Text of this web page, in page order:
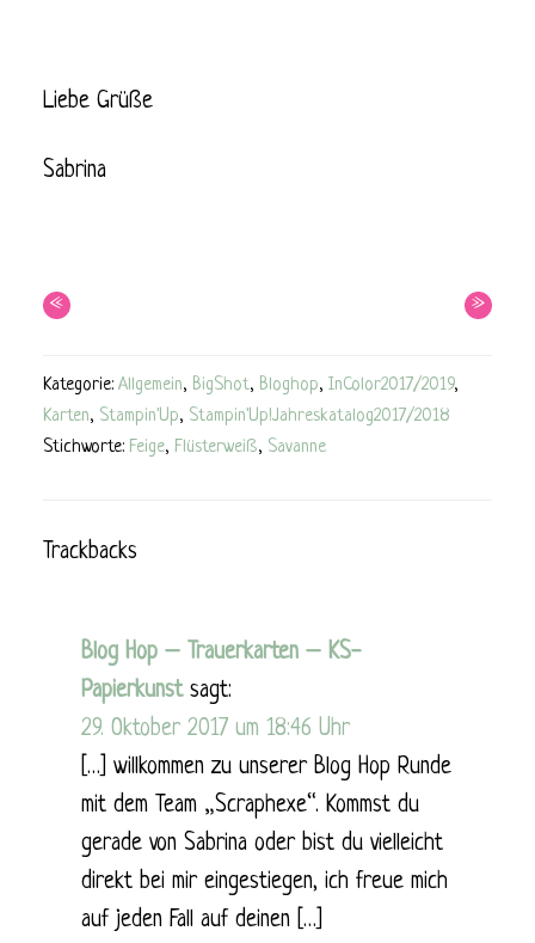
Liebe Grüße
Sabrina
« »
Kategorie: Allgemein, BigShot, Bloghop, InColor2017/2019,
Karten, Stampin'Up, Stampin'Up!Jahreskatalog2017/2018
Stichworte: Feige, Flüsterweiß, Savanne
Trackbacks
Blog Hop – Trauerkarten – KS-
Papierkunst sagt:
29. Oktober 2017 um 18:46 Uhr
[…] willkommen zu unserer Blog Hop Runde
mit dem Team „Scraphexe“. Kommst du
gerade von Sabrina oder bist du vielleicht
direkt bei mir eingestiegen, ich freue mich
auf jeden Fall auf deinen […]